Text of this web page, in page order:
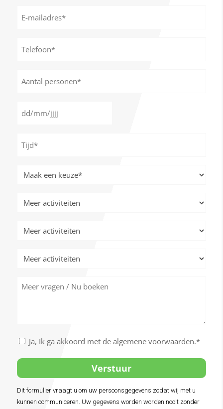
mailadres
personen
DD
MM
slash
Meer
activiteiten
Meer
activiteiten
Meer
activiteiten
Meer
activiteiten
Meer
vragen
Akkoord
de
algemene
voorwaarden
*
Ja, Ik ga akkoord met de algemene voorwaarden.*
Dit formulier vraagt u om uw persoonsgegevens zodat wij met u
kunnen communiceren. Uw gegevens worden worden nooit zonder